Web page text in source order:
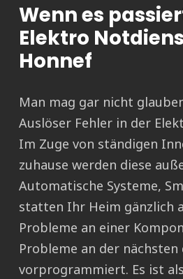
Wenn es
Elektro
Honnef
Man mag gar nicht
Auslöser Fehler in der
Im Zuge von ständigen
zuhause werden diese
Automatische Systeme,
statten Ihr Heim gänzlich
Probleme an einer
Probleme an der nächsten
vorprogrammiert. Es ist